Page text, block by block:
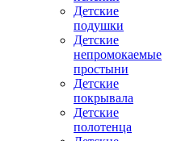
Детские
подушки
Детские
непромокаемые
простыни
Детские
покрывала
Детские
полотенца